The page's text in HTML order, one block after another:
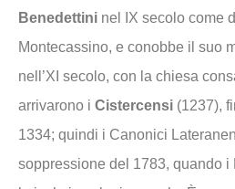
Benedettini nel IX secolo come
Montecassino, e conobbe il suo
nell’XI secolo, con la chiesa
arrivarono i Cistercensi (1237),
1334; quindi i Canonici
soppressione del 1783, quando i